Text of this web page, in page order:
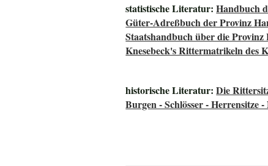
statistische Literatur:Handbuch
Güter-Adreßbuch der Provinz
Staatshandbuch über die Provinz
Knesebeck's Rittermatrikeln des
historische Literatur:Die
Burgen - Schlösser - Herrensitze